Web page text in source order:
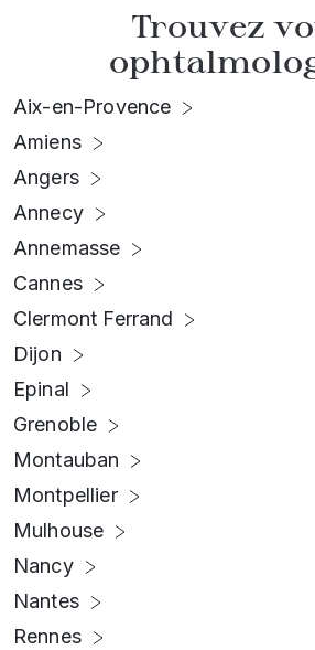
Trouvez
Aix-en-Provence
Amiens
Angers
Annecy
Annemasse
Cannes
Clermont Ferrand
Dijon
Epinal
Grenoble
Montauban
Montpellier
Mulhouse
Nancy
Nantes
Rennes